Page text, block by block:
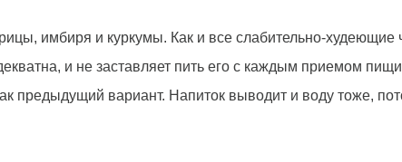
имбиря и куркумы. Как и все слабительно-худеющие
и не заставляет пить его с каждым приемом
предыдущий вариант. Напиток выводит и воду тоже,